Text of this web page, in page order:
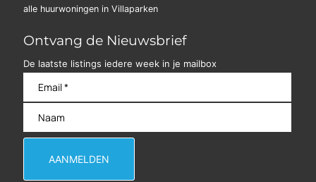
alle huurwoningen in Villaparken
Ontvang de Nieuwsbrief
De laatste listings iedere week in je mailbox